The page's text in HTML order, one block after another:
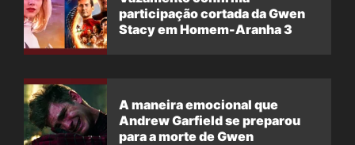
participação cortada da Gwen
Stacy em Homem-Aranha 3
A maneira emocional que
Andrew Garfield se preparou
para a morte de Gwen